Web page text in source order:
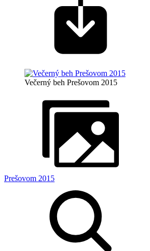
Večerný beh Prešovom 2015
Prešovom 2015